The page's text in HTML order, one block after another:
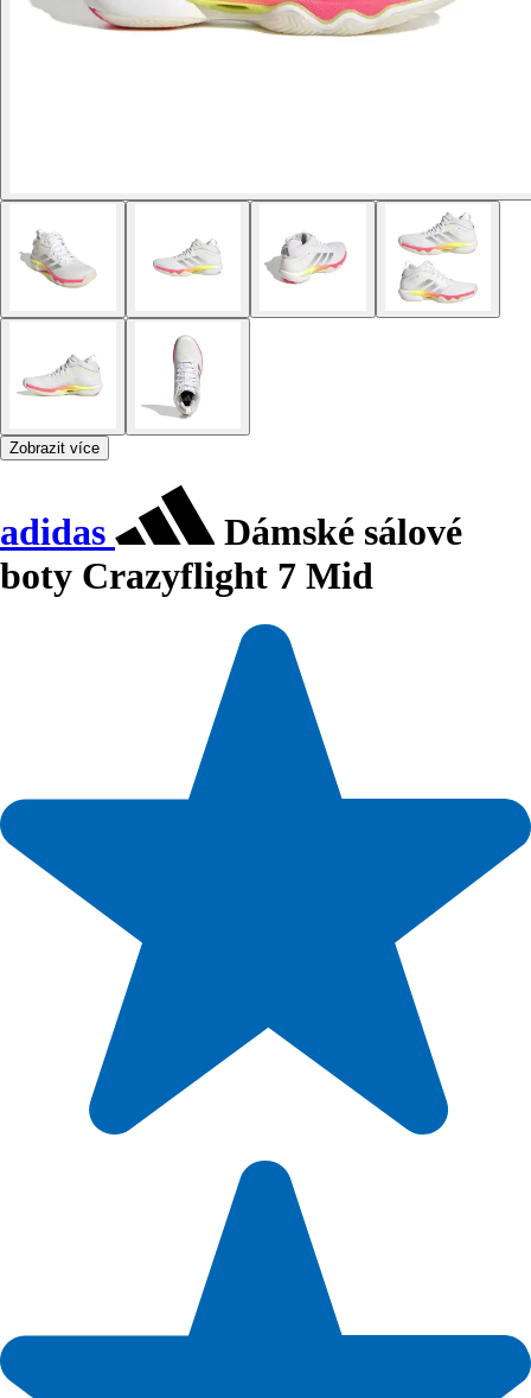
Zobrazit více
adidas
Dámské sálové
boty Crazyflight 7 Mid